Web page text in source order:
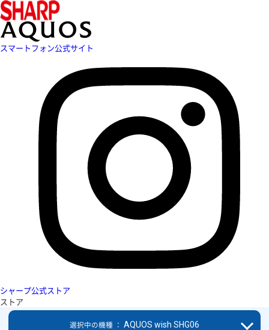
スマートフォン公式サイト
シャープ公式ストア
ストア
選択中の機種 ： AQUOS wish SHG06